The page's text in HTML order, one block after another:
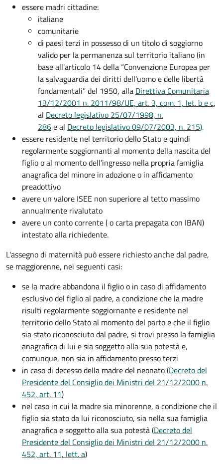
essere madri cittadine:
italiane
comunitarie
di paesi terzi in possesso di un titolo di soggiorno
valido per la permanenza sul territorio italiano (in
base all'articolo 14 della “Convenzione Europea per
la salvaguardia dei diritti dell’uomo e delle libertà
fondamentali” del 1950, alla Direttiva Comunitaria
13/12/2001 n. 2011/98/UE, art. 3, com. 1, let. b e c,
al Decreto legislativo 25/07/1998, n.
286e al Decreto legislativo 09/07/2003, n. 215).
essere residente nel territorio dello Stato e quindi
regolarmente soggiornanti al momento della nascita del
figlio o al momento dell’ingresso nella propria famiglia
anagrafica del minore in adozione o in affidamento
preadottivo
avere un valore ISEE non superiore al tetto massimo
annualmente rivalutato
avere un conto corrente ( o carta prepagata con IBAN)
intestato alla richiedente.
L'assegno di maternità può essere richiesto anche dal padre,
se maggiorenne, nei seguenti casi:
se la madre abbandona il figlio o in caso di affidamento
esclusivo del figlio al padre, a condizione che la madre
risulti regolarmente soggiornante e residente nel
territorio dello Stato al momento del parto e che il figlio
sia stato riconosciuto dal padre, si trovi presso la famiglia
anagrafica di lui e sia soggetto alla sua potestà e,
comunque, non sia in affidamento presso terzi
in caso di decesso della madre del neonato (Decreto del
Presidente del Consiglio dei Ministri del 21/12/2000 n.
452, art. 11)
nel caso in cui la madre sia minorenne, a condizione che il
figlio sia stato da lui riconosciuto, sia nella sua famiglia
anagrafica e soggetto alla sua potestà (Decreto del
Presidente del Consiglio dei Ministri del 21/12/2000 n.
452, art. 11, lett. a)